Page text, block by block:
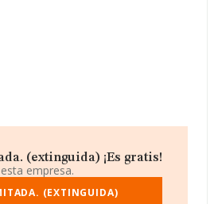
(extinguida) ¡Es gratis!
empresa.
(EXTINGUIDA)